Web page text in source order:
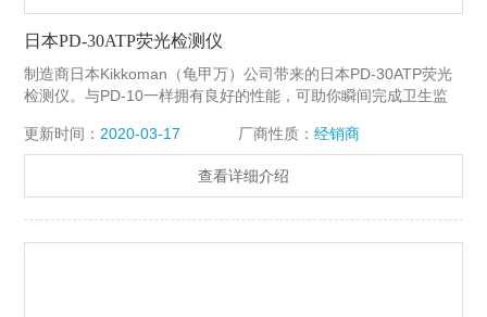
日本PD-30ATP荧光检测仪
制造商日本Kikkoman（龟甲万）公司带来的日本PD-30ATP荧光
检测仪。与PD-10一样拥有良好的性能，可助你瞬间完成卫生监
懂的卫生标准数。无论是工厂流水线卫生检测、员工卫生意识培
养，还是医院院内感染情况及仪器清洁度，都一目了然。同时
ATP荧光检测法更是国家05年起就规定的现场检测手段，广泛使
更新时间： 2020-03-17 厂商性质： 经销商
查看详细介绍